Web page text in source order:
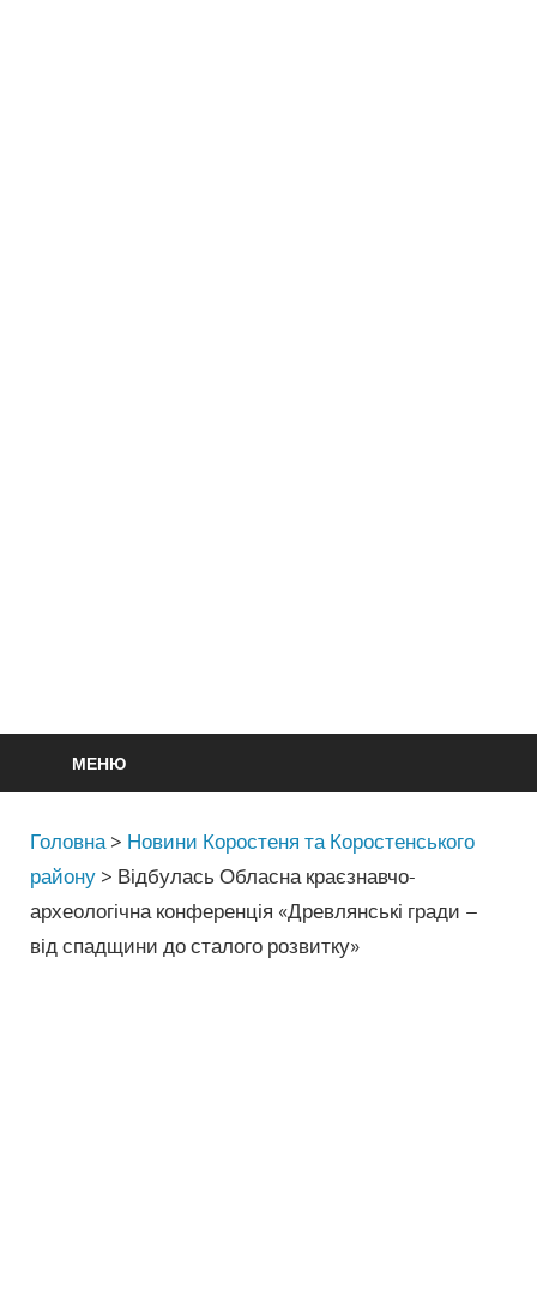
МЕНЮ
Головна > Новини Коростеня та Коростенського
району > Відбулась Обласна краєзнавчо-
археологічна конференція «Древлянські гради –
від спадщини до сталого розвитку»